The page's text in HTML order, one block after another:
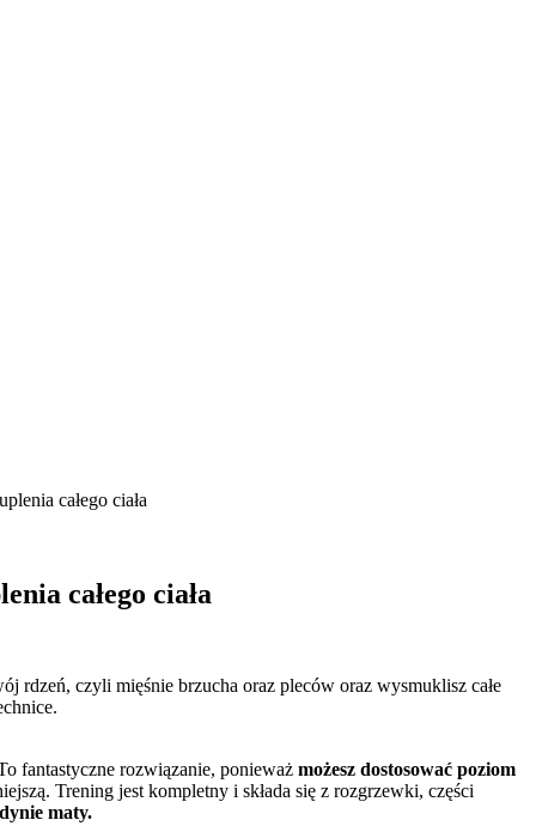
całego ciała
całego ciała
rdzeń, czyli mięśnie brzucha oraz pleców oraz wysmuklisz całe
fantastyczne rozwiązanie, ponieważ możesz dostosować poziom
Trening jest kompletny i składa się z rozgrzewki, części
maty.